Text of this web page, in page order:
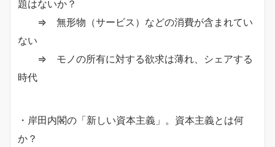
題はないか？
⇒ 無形物（サービス）などの消費が含まれてい
ない
⇒ モノの所有に対する欲求は薄れ、シェアする
時代
・岸田内閣の「新しい資本主義」。資本主義とは何
か？